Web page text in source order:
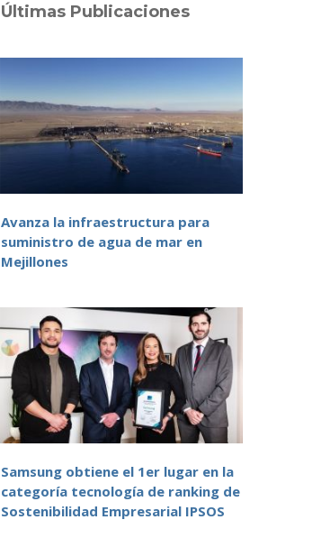
Últimas Publicaciones
Avanza la infraestructura para
suministro de agua de mar en
Mejillones
Samsung obtiene el 1er lugar en la
categoría tecnología de ranking de
Sostenibilidad Empresarial IPSOS